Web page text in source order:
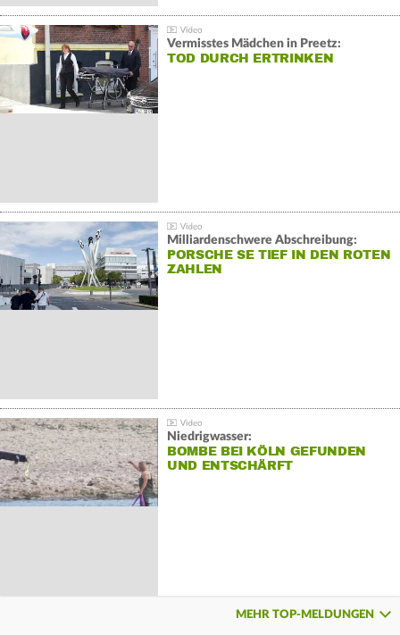
Vermisstes Mädchen in Preetz:
TOD DURCH ERTRINKEN
Milliardenschwere Abschreibung:
PORSCHE SE TIEF IN DEN ROTEN
ZAHLEN
Niedrigwasser:
BOMBE BEI KÖLN GEFUNDEN
UND ENTSCHÄRFT
MEHR TOP-MELDUNGEN